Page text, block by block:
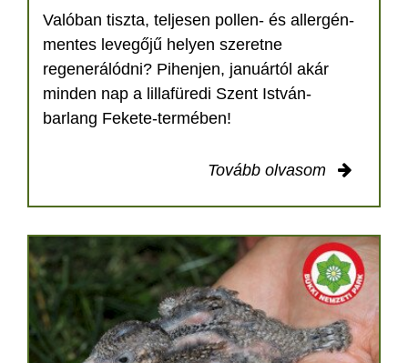
Valóban tiszta, teljesen pollen- és allergén-
mentes levegőjű helyen szeretne
regenerálódni? Pihenjen, januártól akár
minden nap a lillafüredi Szent István-
barlang Fekete-termében!
Tovább olvasom